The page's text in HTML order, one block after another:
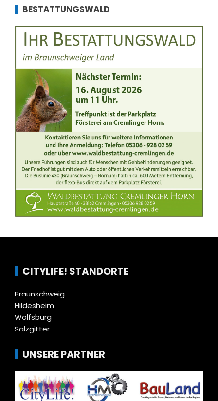
BESTATTUNGSWALD
CITYLIFE! STANDORTE
Braunschweig
Hildesheim
Wolfsburg
Salzgitter
UNSERE PARTNER